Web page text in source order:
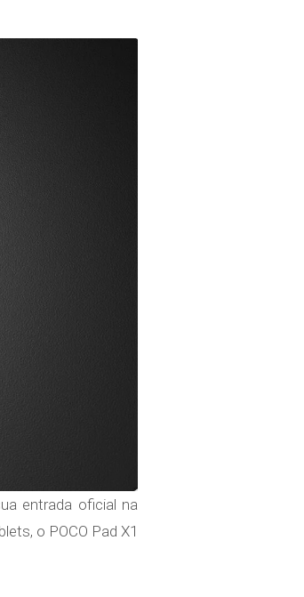
entrada oficial na
o POCO Pad X1